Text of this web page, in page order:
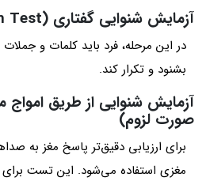
آزمایش شنوایی گفتاری (Speech Test)
در این مرحله، فرد باید کلمات و
بشنود و تکرار کند.
صورت لزوم)
برای ارزیابی دقیق‌تر پاسخ مغز به
مغزی استفاده می‌شود. این تست برای